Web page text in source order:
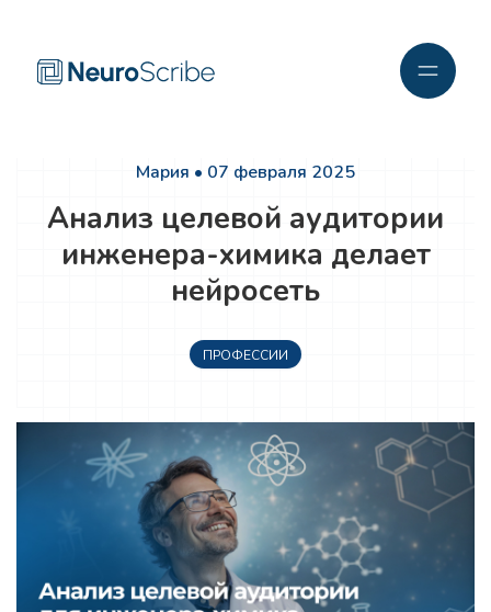
Мария • 07 февраля 2025
Анализ целевой аудитории
инженера-химика делает
нейросеть
ПРОФЕССИИ